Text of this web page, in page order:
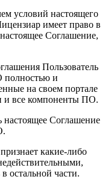
условий настоящего
имеет право в
Соглашение,
Пользователь
полностью и
на своем портале
и все компоненты ПО.
настоящее Соглашение
какие-либо
остальной части.